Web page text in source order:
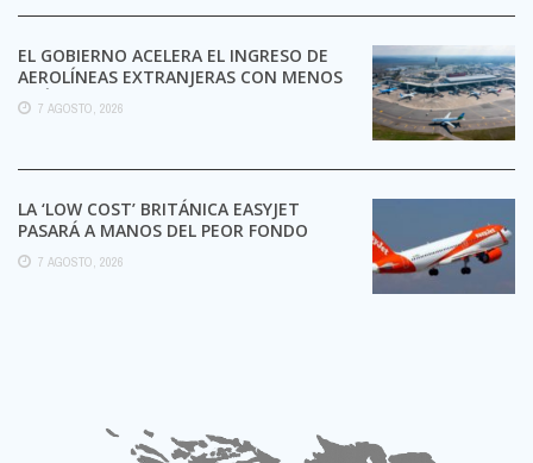
EL GOBIERNO ACELERA EL INGRESO DE
AEROLÍNEAS EXTRANJERAS CON MENOS
TRÁMITES
7 AGOSTO, 2026
LA ‘LOW COST’ BRITÁNICA EASYJET
PASARÁ A MANOS DEL PEOR FONDO
POSIBLE:
7 AGOSTO, 2026